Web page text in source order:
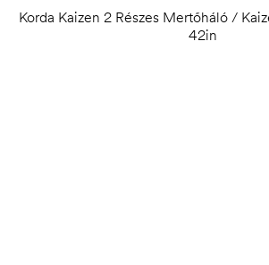
Korda Kaizen 2 Részes Mertőháló /
42in